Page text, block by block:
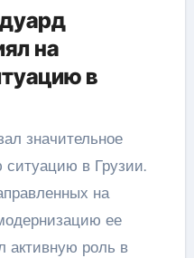
на
в
значительное
ситуацию в Грузии.
на
ее
активную роль в